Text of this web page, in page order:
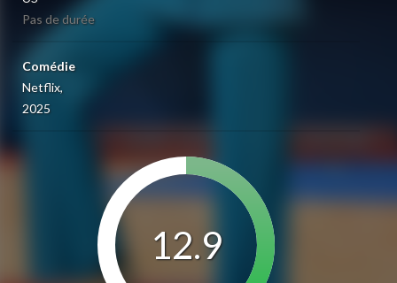
Pas de durée
Comédie
Netflix,
2025
12.9